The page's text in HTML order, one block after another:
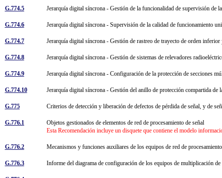
G.774.5 Jerarquía digital síncrona - Gestión de la funcionalidad de supervisión de
G.774.6 Jerarquía digital síncrona - Supervisión de la calidad de funcionamiento
G.774.7 Jerarquía digital síncrona - Gestión de rastreo de trayecto de orden
G.774.8 Jerarquía digital síncrona - Gestión de sistemas de relevadores
G.774.9 Jerarquía digital síncrona - Configuración de la protección de secciones
G.774.10 Jerarquía digital síncrona - Gestión del anillo de protección compartida
G.775 Criterios de detección y liberación de defectos de pérdida de señal, y de
G.776.1
Objetos gestionados de elementos de red de procesamiento de señal
Esta Recomendación incluye un disquete que contiene el modelo
G.776.2 Mecanismos y funciones auxiliares de los equipos de red de
G.776.3 Informe del diagrama de configuración de los equipos de multiplicación